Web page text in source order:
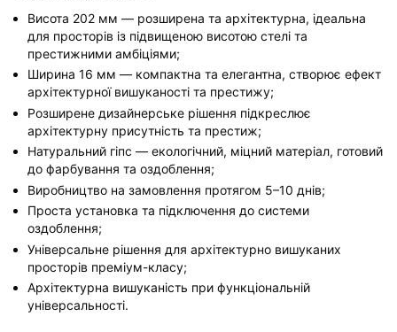
Висота 202 мм — розширена та архітектурна, ідеальна
для просторів із підвищеною висотою стелі та
престижними амбіціями;
Ширина 16 мм — компактна та елегантна, створює ефект
архітектурної вишуканості та престижу;
Розширене дизайнерське рішення підкреслює
архітектурну присутність та престиж;
Натуральний гіпс — екологічний, міцний матеріал, готовий
до фарбування та оздоблення;
Виробництво на замовлення протягом 5–10 днів;
Проста установка та підключення до системи
оздоблення;
Універсальне рішення для архітектурно вишуканих
просторів преміум-класу;
Архітектурна вишуканість при функціональній
універсальності.